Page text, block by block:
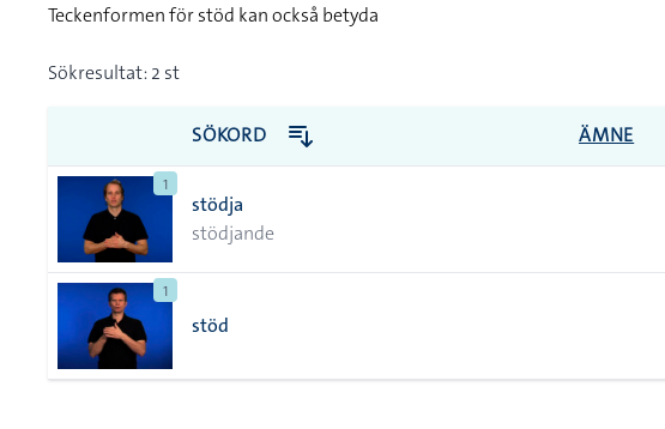
Teckenformen för stöd kan också betyda
Sökresultat: 2 st
SÖKORD ÄMNE
1
stödja
stödjande
1
stöd